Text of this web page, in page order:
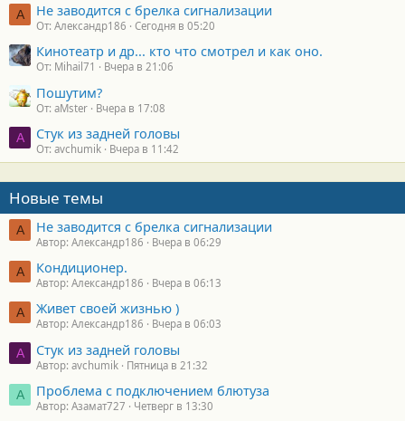
А Не заводится с брелка сигнализации
От: Александр186 Сегодня в 05:20
Кинотеатр и др... кто что смотрел и как оно.
От: Mihail71 Вчера в 21:06
Пошутим?
От: aMster Вчера в 17:08
A Стук из задней головы
От: avchumik Вчера в 11:42
Новые темы
А Не заводится с брелка сигнализации
Автор: Александр186 Вчера в 06:29
А Кондиционер.
Автор: Александр186 Вчера в 06:13
А Живет своей жизнью )
Автор: Александр186 Вчера в 06:03
A Стук из задней головы
Автор: avchumik Пятница в 21:32
А Проблема с подключением блютуза
Автор: Азамат727 Четверг в 13:30